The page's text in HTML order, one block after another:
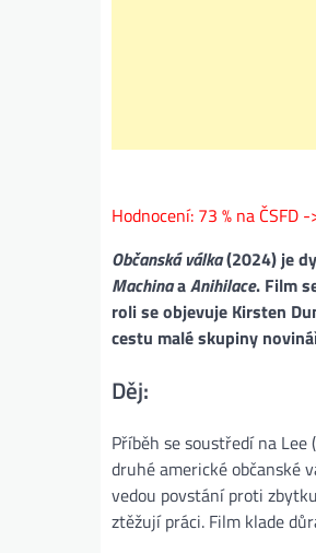
Hodnocení: 73 % na ČSFD -
Občanská válka(2024) je
MachinaaAnihilace. Film
roli se objevuje Kirsten
cestu malé skupiny
Děj:
Příběh se soustředí na
druhé americké občanské
vedou povstání proti
ztěžují práci. Film klade